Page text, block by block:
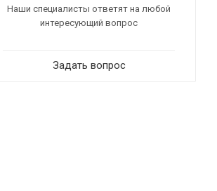
Наши специалисты ответят на любой
интересующий вопрос
Задать вопрос